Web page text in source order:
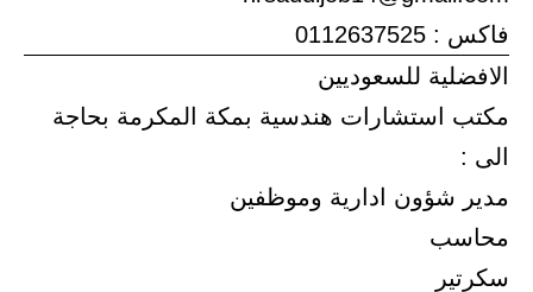
فاكس : 0112637525
الافضلية للسعوديين
مكتب استشارات هندسية بمكة المكرمة بحاجة
الى :
مدير شؤون ادارية وموظفين
محاسب
سكرتير